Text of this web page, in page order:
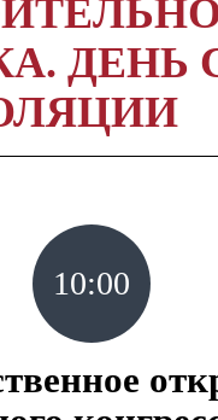
ДЕНЬ
10:00